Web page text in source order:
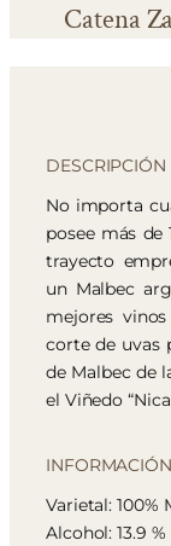
Catena
No importa
posee más de
trayecto
un Malbec
mejores
corte de uvas
de Malbec de
el Viñedo
Varietal: 100%
Alcohol: 13.9 %